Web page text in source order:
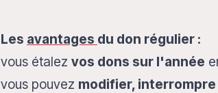
Les avantages du don régulier :
vous étalez vos dons sur l'année
vous pouvez modifier,